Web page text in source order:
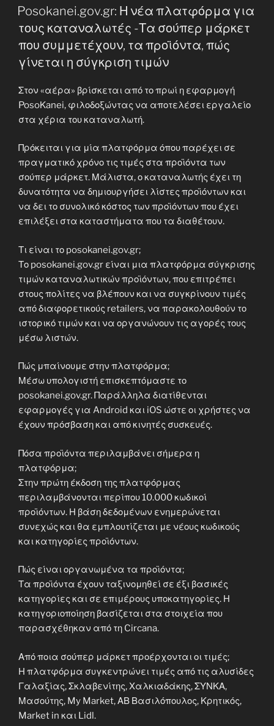
ON
Posokanei.gov.gr: Η νέα πλατφόρμα για
τους καταναλωτές -Τα σούπερ μάρκετ
που συμμετέχουν, τα προϊόντα, πώς
γίνεται η σύγκριση τιμών
Στον «αέρα» βρίσκεται από το πρωί η εφαρμογή
PosoΚanei, φιλοδοξώντας να αποτελέσει εργαλείο
στα χέρια του καταναλωτή.
Πρόκειται για μία πλατφόρμα όπου παρέχει σε
πραγματικό χρόνο τις τιμές στα προϊόντα των
σούπερ μάρκετ. Μάλιστα, ο καταναλωτής έχει τη
δυνατότητα να δημιουργήσει λίστες προϊόντων και
να δει το συνολικό κόστος των προϊόντων που έχει
επιλέξει στα καταστήματα που τα διαθέτουν.
Τι είναι το posokanei.gov.gr;
Το posokanei.gov.gr είναι μια πλατφόρμα σύγκρισης
τιμών καταναλωτικών προϊόντων, που επιτρέπει
στους πολίτες να βλέπουν και να συγκρίνουν τιμές
από διαφορετικούς retailers, να παρακολουθούν το
ιστορικό τιμών και να οργανώνουν τις αγορές τους
μέσω λιστών.
Πώς μπαίνουμε στην πλατφόρμα;
Μέσω υπολογιστή επισκεπτόμαστε το
posokanei.gov.gr. Παράλληλα διατίθενται
εφαρμογές για Android και iOS ώστε οι χρήστες να
έχουν πρόσβαση και από κινητές συσκευές.
Πόσα προϊόντα περιλαμβάνει σήμερα η
πλατφόρμα;
Στην πρώτη έκδοση της πλατφόρμας
περιλαμβάνονται περίπου 10.000 κωδικοί
προϊόντων. Η βάση δεδομένων ενημερώνεται
συνεχώς και θα εμπλουτίζεται με νέους κωδικούς
και κατηγορίες προϊόντων.
Πώς είναι οργανωμένα τα προϊόντα;
Τα προϊόντα έχουν ταξινομηθεί σε έξι βασικές
κατηγορίες και σε επιμέρους υποκατηγορίες. Η
κατηγοριοποίηση βασίζεται στα στοιχεία που
παρασχέθηκαν από τη Circana.
Από ποια σούπερ μάρκετ προέρχονται οι τιμές;
Η πλατφόρμα συγκεντρώνει τιμές από τις αλυσίδες
Γαλαξίας, Σκλαβενίτης, Χαλκιαδάκης, ΣΥΝΚΑ,
Μασούτης, My Market, ΑΒ Βασιλόπουλος, Κρητικός,
Market in και Lidl.